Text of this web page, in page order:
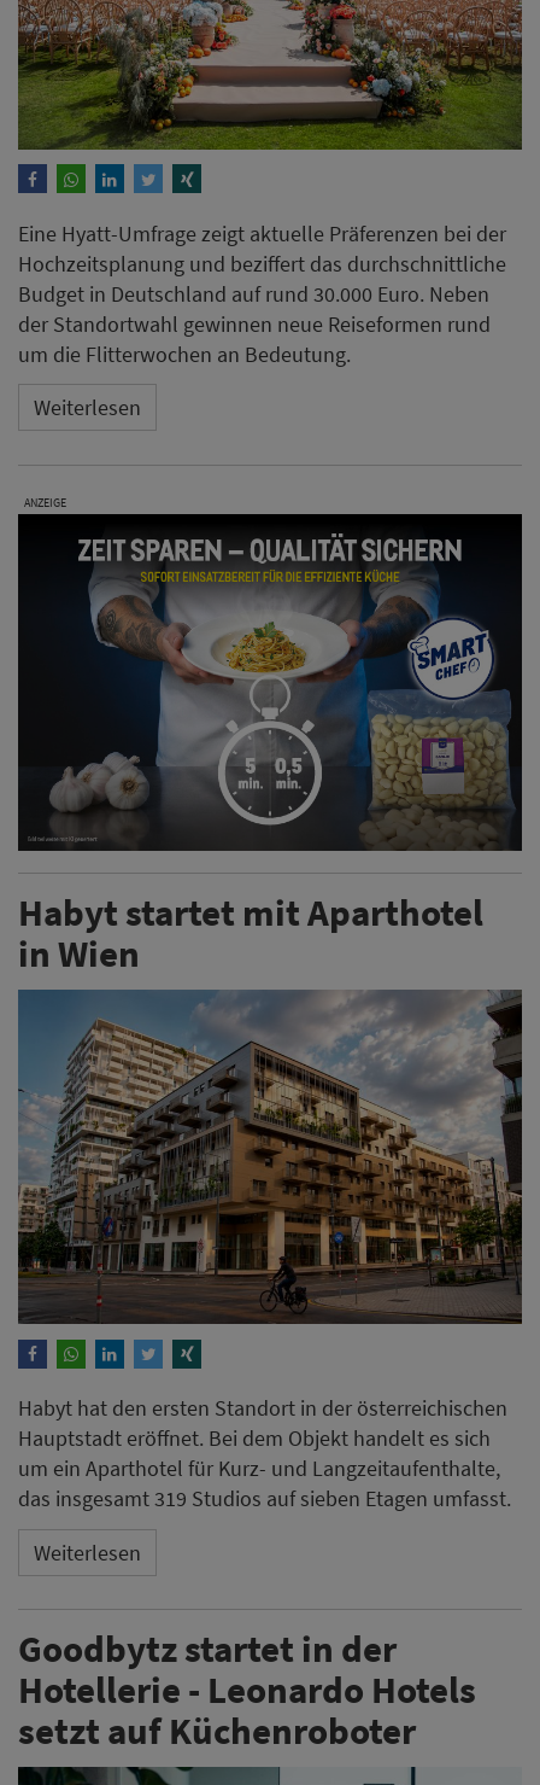
Eine Hyatt-Umfrage zeigt aktuelle Präferenzen bei der
Hochzeitsplanung und beziffert das durchschnittliche
Budget in Deutschland auf rund 30.000 Euro. Neben
der Standortwahl gewinnen neue Reiseformen rund
um die Flitterwochen an Bedeutung.
Weiterlesen
ANZEIGE
Habyt startet mit Aparthotel
in Wien
Habyt hat den ersten Standort in der österreichischen
Hauptstadt eröffnet. Bei dem Objekt handelt es sich
um ein Aparthotel für Kurz- und Langzeitaufenthalte,
das insgesamt 319 Studios auf sieben Etagen umfasst.
Weiterlesen
Goodbytz startet in der
Hotellerie - Leonardo Hotels
setzt auf Küchenroboter